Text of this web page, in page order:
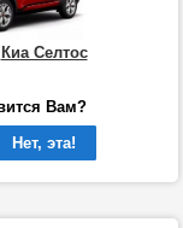
Киа Селтос
Вам?
Нет, эта!